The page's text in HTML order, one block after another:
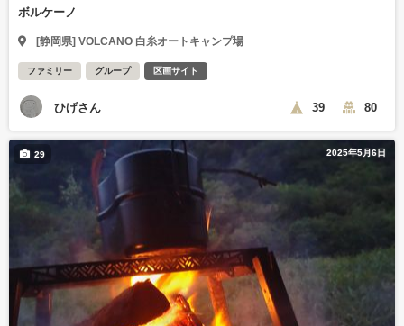
ボルケーノ
[静岡県] VOLCANO 白糸オートキャンプ場
ファミリー グループ 区画サイト
ひげさん 39 80
2025年5月6日
29